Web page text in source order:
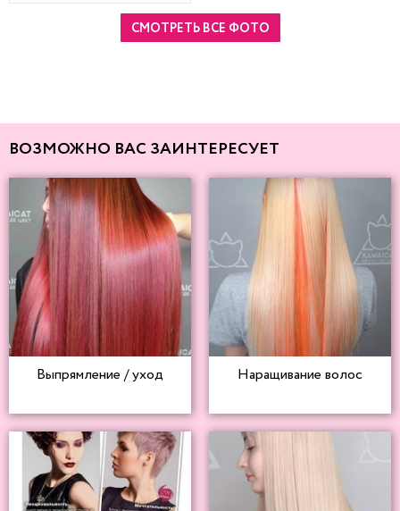
СМОТРЕТЬ ВСЕ ФОТО
ВОЗМОЖНО ВАС ЗАИНТЕРЕСУЕТ
Выпрямление / уход Наращивание волос